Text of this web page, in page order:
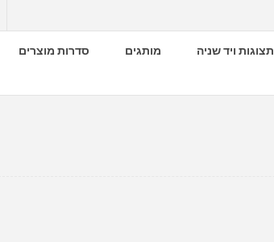
תצוגות ויד שניה מותגים סדרות מוצרים